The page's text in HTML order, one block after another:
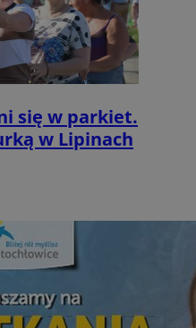
się w parkiet.
w Lipinach